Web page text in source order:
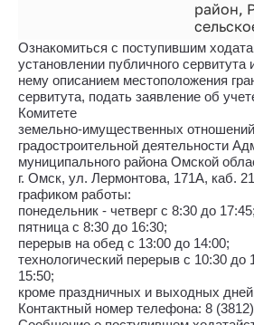
район,
Ознакомиться с поступившим
установлении публичного
нему описанием местоположения
сервитута, подать заявление об
Комитете
земельно-имущественных
градостроительной деятельности
муниципального района Омской
г. Омск, ул. Лермонтова, 171А, каб.
графиком работы:
понедельник - четверг с 8:30 до 17:45;
пятница с 8:30 до 16:30;
перерыв на обед с 13:00 до 14:00;
технологический перерыв с 10:30 до
15:50;
кроме праздничных и выходных
Контактный номер телефона: 8